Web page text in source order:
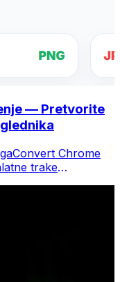
— Pretvorite
Chrome
trake